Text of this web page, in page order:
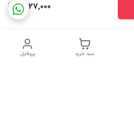
2,027,000
پروفایل سبد خرید